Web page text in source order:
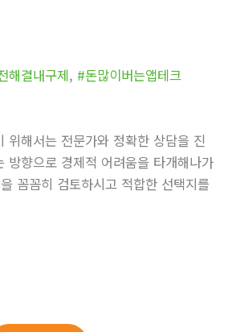
해결내구제, #돈많이버는앱테크
위해서는 전문가와 정확한 상담을 진
방향으로 경제적 어려움을 타개해나가
꼼꼼히 검토하시고 적합한 선택지를